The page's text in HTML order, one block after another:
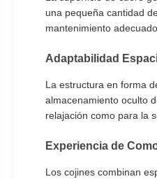
una pequeña cantidad
mantenimiento
Adaptabilidad
La estructura en forma
almacenamiento oculto
relajación como para la
Experiencia de
Los cojines combinan